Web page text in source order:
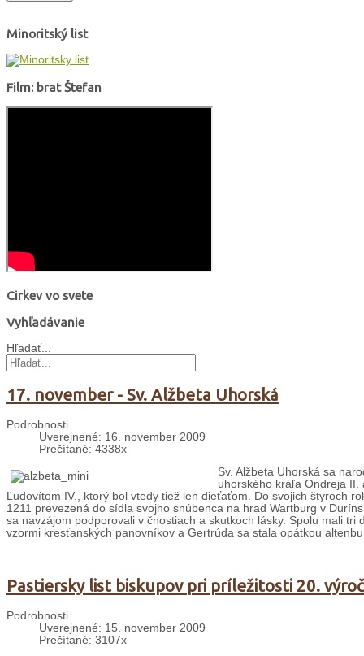
Minoritský list
Film: brat Štefan
Cirkev vo svete
Vyhľadávanie
Hľadať...
17. november - Sv. Alžbeta Uhorská
Podrobnosti
Uverejnené: 16. november 2009
Prečítané: 4338x
Sv. Alžbeta Uhorská sa
uhorského kráľa Ondreja II.
Ľudovítom IV., ktorý bol vtedy tiež len dieťaťom. Do svojich štyroch
1211 prevezená do sídla svojho snúbenca na hrad Wartburg v
sa navzájom podporovali v čnostiach a skutkoch lásky. Spolu mali
vzormi kresťanských panovníkov a Gertrúda sa stala opátkou
Pastiersky list biskupov pri príležitosti 20.
Podrobnosti
Uverejnené: 15. november 2009
Prečítané: 3107x